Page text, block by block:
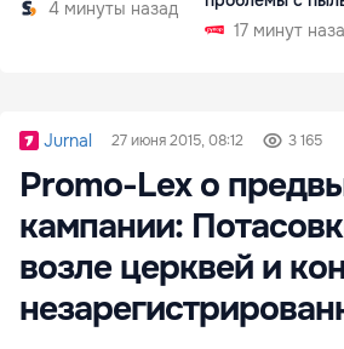
4 минуты назад
17 минут
Jurnal 27 июня 2015, 08:12 3 165
Promo-Lex о
кампании:
возле церквей и